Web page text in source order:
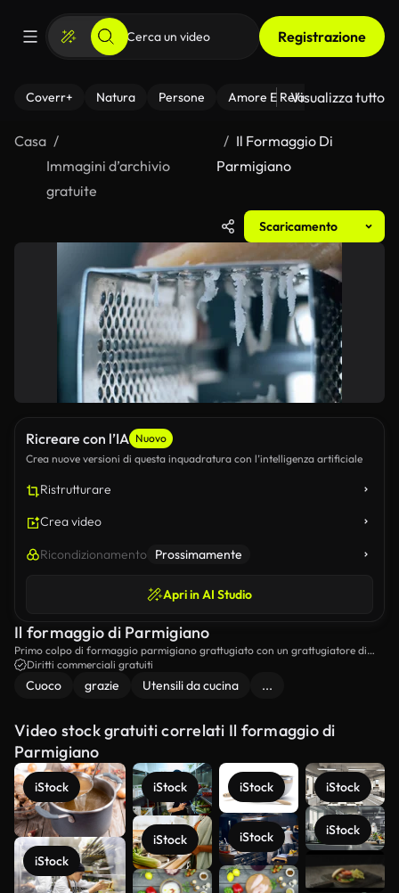
Registrazione
Coverr+ Natura Persone Amore E Relazioni Il
Visualizza tutto
Casa
Immagini d’archivio
gratuite
Il Formaggio Di
Parmigiano
Scaricamento
Ricreare con l’IA Nuovo
Crea nuove versioni di questa inquadratura con l’intelligenza artificiale
Ristrutturare
Crea video
Ricondizionamento Prossimamente
Apri in AI Studio
Il formaggio di Parmigiano
Primo colpo di formaggio parmigiano grattugiato con un grattugiatore di
formaggio.
Diritti commerciali gratuiti
Cuoco grazie Utensili da cucina ...
Video stock gratuiti correlati Il formaggio di
Parmigiano
iStock
iStock
iStock
iStock
iStock
iStock
iStock
iStock
Scopri di
più